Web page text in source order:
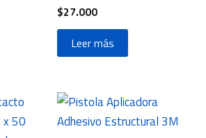
$27.000
Leer más